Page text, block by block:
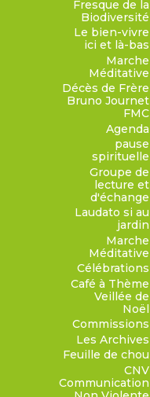
Fresque de la
Biodiversité
Le bien-vivre
ici et là-bas
Marche
Méditative
Décès de Frère
Bruno Journet
FMC
Agenda
pause
spirituelle
Groupe de
lecture et
d'échange
Laudato si au
jardin
Marche
Méditative
Célébrations
Café à Thème
Veillée de
Noël
Commissions
Les Archives
Feuille de chou
CNV
Communication